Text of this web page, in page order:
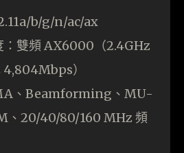
b/g/n/ac/ax
雙頻 AX6000（2.4GHz
）
、Beamforming、MU-
、20/40/80/160 MHz 頻